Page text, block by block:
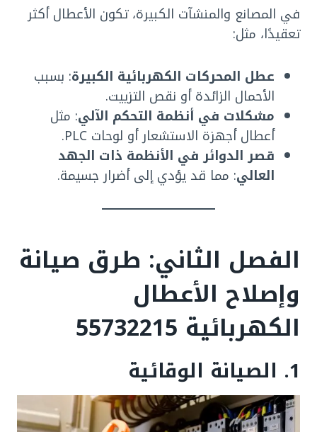
في المصانع والمنشآت الكبيرة، تكون الأعطال أكثر
تعقيدًا، مثل:
عطل المحركات الكهربائية الكبيرة: بسبب
الأحمال الزائدة أو نقص التزييت.
مشكلات في أنظمة التحكم الآلي: مثل
أعطال أجهزة الاستشعار أو لوحات PLC.
قصر الدوائر في الأنظمة ذات الجهد
العالي: مما قد يؤدي إلى أضرار جسيمة.
الفصل الثاني: طرق صيانة
وإصلاح الأعطال
الكهربائية
1. الصيانة الوقائية